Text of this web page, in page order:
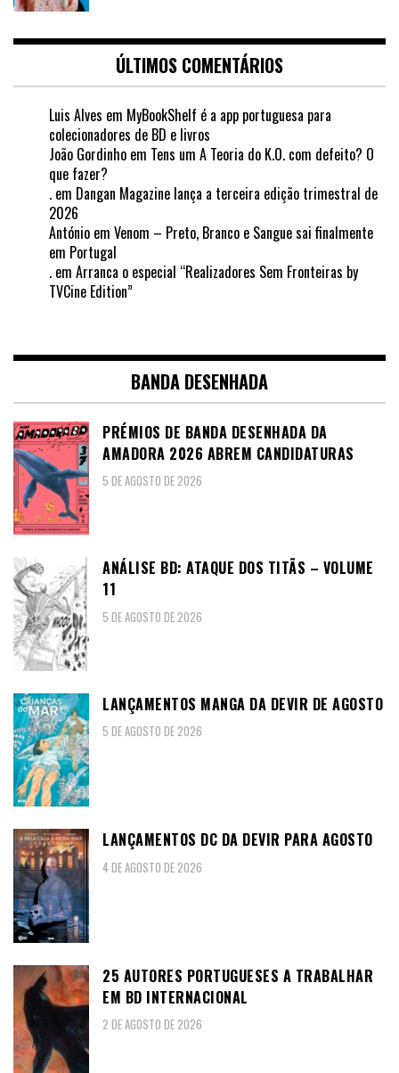
ÚLTIMOS COMENTÁRIOS
Luis Alves em MyBookShelf é a app portuguesa para
colecionadores de BD e livros
João Gordinho em Tens um A Teoria do K.O. com defeito? O
que fazer?
. em Dangan Magazine lança a terceira edição trimestral de
2026
António em Venom – Preto, Branco e Sangue sai finalmente
em Portugal
. em Arranca o especial “Realizadores Sem Fronteiras by
TVCine Edition”
BANDA DESENHADA
PRÉMIOS DE BANDA DESENHADA DA
AMADORA 2026 ABREM CANDIDATURAS
5 DE AGOSTO DE 2026
ANÁLISE BD: ATAQUE DOS TITÃS – VOLUME
11
5 DE AGOSTO DE 2026
LANÇAMENTOS MANGA DA DEVIR DE AGOSTO
5 DE AGOSTO DE 2026
LANÇAMENTOS DC DA DEVIR PARA AGOSTO
4 DE AGOSTO DE 2026
25 AUTORES PORTUGUESES A TRABALHAR
EM BD INTERNACIONAL
2 DE AGOSTO DE 2026